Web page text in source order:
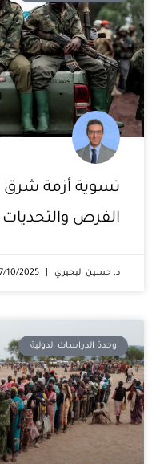
تسوية أزمة شرق
الفرص والتحديات
د. حسين البحيري
وحدة الدراسات الدولية